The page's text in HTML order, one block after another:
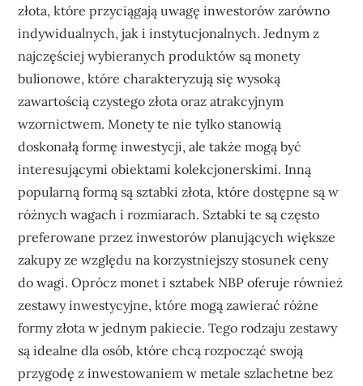
złota, które przyciągają uwagę inwestorów zarówno
indywidualnych, jak i instytucjonalnych. Jednym z
najczęściej wybieranych produktów są monety
bulionowe, które charakteryzują się wysoką
zawartością czystego złota oraz atrakcyjnym
wzornictwem. Monety te nie tylko stanowią
doskonałą formę inwestycji, ale także mogą być
interesującymi obiektami kolekcjonerskimi. Inną
popularną formą są sztabki złota, które dostępne są w
różnych wagach i rozmiarach. Sztabki te są często
preferowane przez inwestorów planujących większe
zakupy ze względu na korzystniejszy stosunek ceny
do wagi. Oprócz monet i sztabek NBP oferuje również
zestawy inwestycyjne, które mogą zawierać różne
formy złota w jednym pakiecie. Tego rodzaju zestawy
są idealne dla osób, które chcą rozpocząć swoją
przygodę z inwestowaniem w metale szlachetne bez